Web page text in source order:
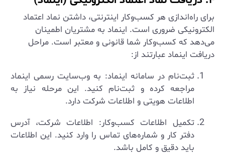
برای راه‌اندازی هر کسب‌وکار اینترنتی، داشتن نماد اعتماد
الکترونیکی ضروری است. اینماد به مشتریان اطمینان
می‌دهد که کسب‌وکار شما قانونی و معتبر است. مراحل
دریافت اینماد عبارتند از:
ثبت‌نام در سامانه اینماد: به وب‌سایت رسمی اینماد
مراجعه کرده و ثبت‌نام کنید. این مرحله نیاز به
اطلاعات هویتی و اطلاعات شرکت دارد.
تکمیل اطلاعات کسب‌وکار: اطلاعات شرکت، آدرس
دفتر کار و شماره‌های تماس را وارد کنید. این اطلاعات
باید دقیق و کامل باشد.